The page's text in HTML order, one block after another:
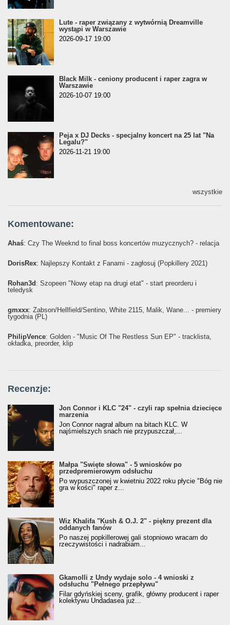
Lute - raper związany z wytwórnią Dreamville
wystąpi w Warszawie
2026-09-17 19:00
Black Milk - ceniony producent i raper zagra w
Warszawie
2026-10-07 19:00
Peja x DJ Decks - specjalny koncert na 25 lat "Na
Legalu?"
2026-11-21 19:00
wszystkie
Komentowane:
Ahaś: Czy The Weeknd to final boss koncertów muzycznych? - relacja
DorisRex: Najlepszy Kontakt z Fanami - zagłosuj (Popkillery 2021)
Rohan3d: Szopeen "Nowy etap na drugi etat" - start preorderu i
teledysk
gmxxx: Żabson/Hellfield/Sentino, White 2115, Malik, Wane... - premiery
tygodnia (PL)
PhilipVence: Golden - "Music Of The Restless Sun EP" - tracklista,
okładka, preorder, klip
Recenzje:
Jon Connor i KLC "24" - czyli rap spełnia dziecięce
marzenia
Jon Connor nagrał album na bitach KLC. W
najśmielszych snach nie przypuszczał,...
Małpa "Święte słowa" - 5 wniosków po
przedpremierowym odsłuchu
Po wypuszczonej w kwietniu 2022 roku płycie "Bóg nie
gra w kości" raper z...
Wiz Khalifa "Kush & O.J. 2" - piękny prezent dla
oddanych fanów
Po naszej popkillerowej gali stopniowo wracam do
rzeczywistości i nadrabiam...
Gkamolli z Undy wydaje solo - 4 wnioski z
odsłuchu "Pełnego przepływu"
Filar gdyńskiej sceny, grafik, główny producent i raper
kolektywu Undadasea już...